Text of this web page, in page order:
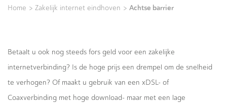
Home > Zakelijk internet eindhoven > Achtse barrier
Betaalt u ook nog steeds fors geld voor een zakelijke
internetverbinding? Is de hoge prijs een drempel om de snelheid
te verhogen? Of maakt u gebruik van een xDSL- of
Coaxverbinding met hoge download- maar met een lage